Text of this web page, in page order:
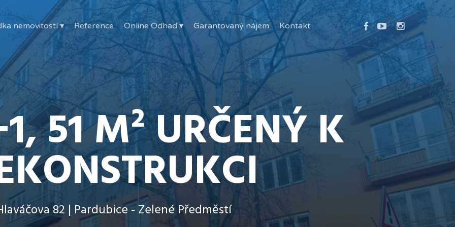
nemovitostí ▾ Reference Online Odhad ▾ Garantovaný nájem Kontakt facebook
youtubeinstagram
51 M² URČENÝ K
82 | Pardubice - Zelené Předměstí